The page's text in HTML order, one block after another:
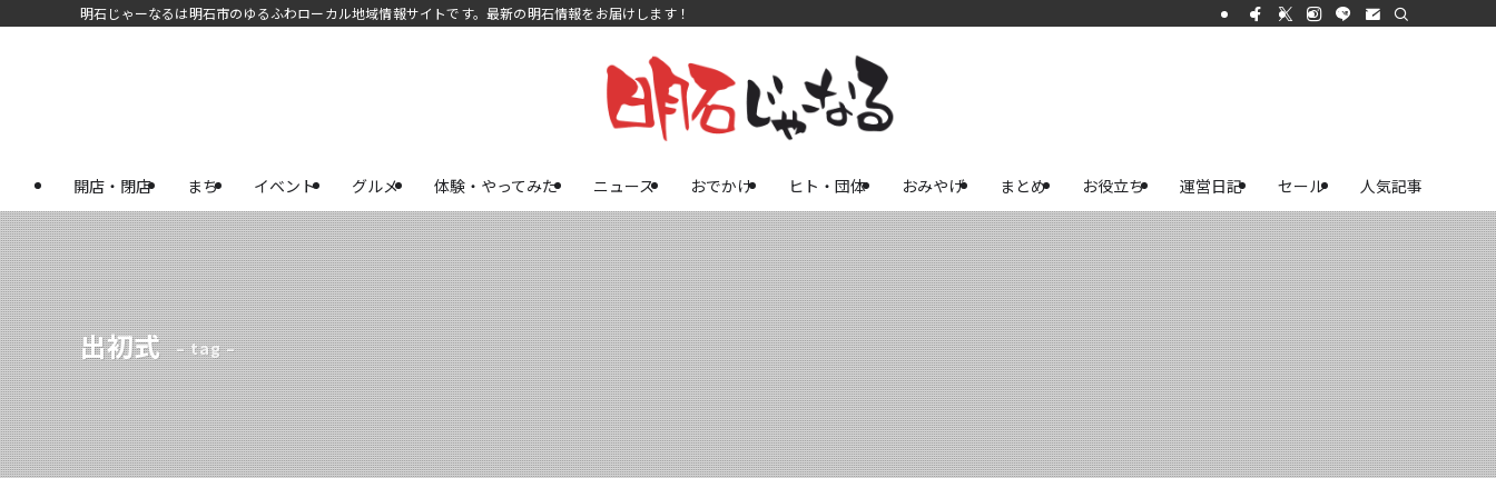
明石じゃーなるは明石市のゆるふわローカル地域情報サイトです。最新の明石情報をお届けします！
開店・閉店 まち イベント グルメ 体験・やってみた ニュース おでかけ ヒト・団体 おみやげ まとめ お役立ち 運営日記 セール 人気記事
出初式 – tag –